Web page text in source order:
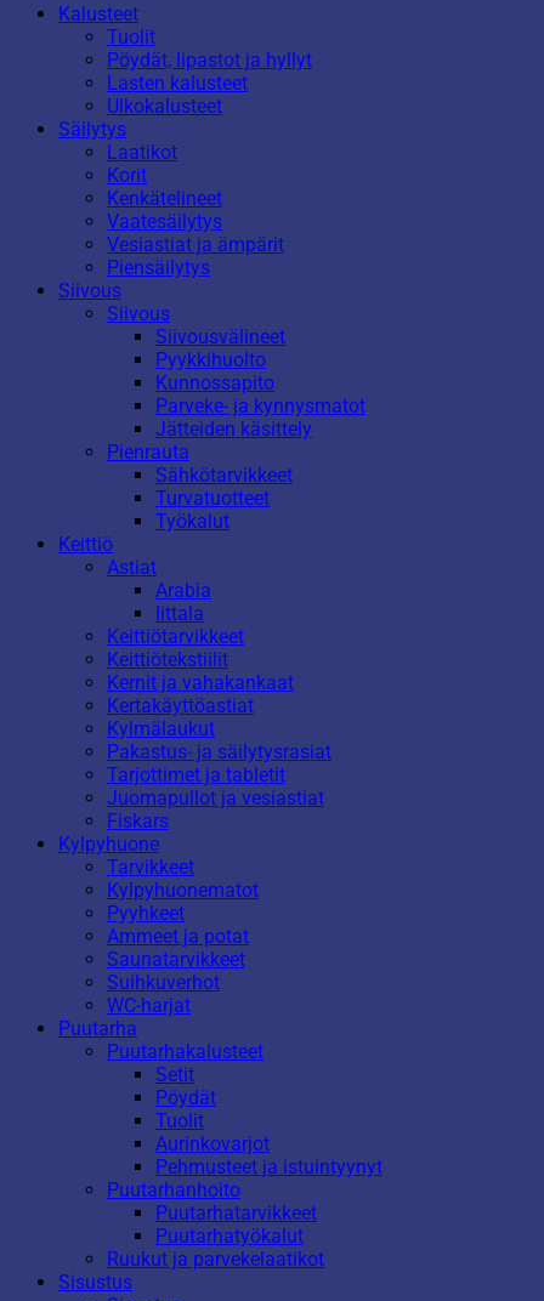
Kalusteet
Tuolit
Pöydät, lipastot ja hyllyt
Lasten kalusteet
Ulkokalusteet
Säilytys
Laatikot
Korit
Kenkätelineet
Vaatesäilytys
Vesiastiat ja ämpärit
Piensäilytys
Siivous
Siivous
Siivousvälineet
Pyykkihuolto
Kunnossapito
Parveke- ja kynnysmatot
Jätteiden käsittely
Pienrauta
Sähkötarvikkeet
Turvatuotteet
Työkalut
Keittiö
Astiat
Arabia
Iittala
Keittiötarvikkeet
Keittiötekstiilit
Kernit ja vahakankaat
Kertakäyttöastiat
Kylmälaukut
Pakastus- ja säilytysrasiat
Tarjottimet ja tabletit
Juomapullot ja vesiastiat
Fiskars
Kylpyhuone
Tarvikkeet
Kylpyhuonematot
Pyyhkeet
Ammeet ja potat
Saunatarvikkeet
Suihkuverhot
WC-harjat
Puutarha
Puutarhakalusteet
Setit
Pöydät
Tuolit
Aurinkovarjot
Pehmusteet ja istuintyynyt
Puutarhanhoito
Puutarhatarvikkeet
Puutarhatyökalut
Ruukut ja parvekelaatikot
Sisustus